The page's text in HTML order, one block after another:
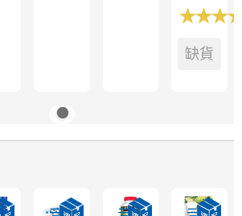
★★★
★★★
缺貨